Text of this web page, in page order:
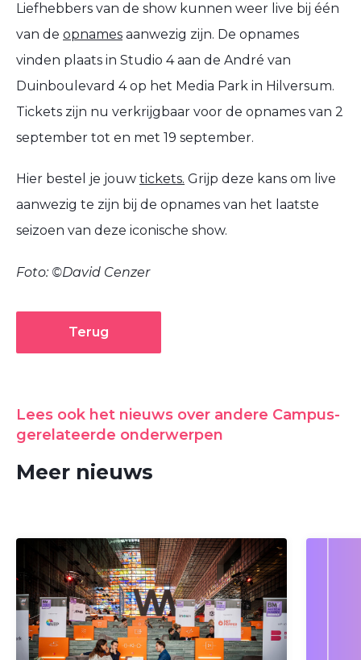
Liefhebbers van de show kunnen weer live bij één
van de opnames aanwezig zijn. De opnames
vinden plaats in Studio 4 aan de André van
Duinboulevard 4 op het Media Park in Hilversum.
Tickets zijn nu verkrijgbaar voor de opnames van 2
september tot en met 19 september.
Hier bestel je jouw tickets. Grijp deze kans om live
aanwezig te zijn bij de opnames van het laatste
seizoen van deze iconische show.
Foto: ©David Cenzer
Terug
Lees ook het nieuws over andere Campus-
gerelateerde onderwerpen
Meer nieuws